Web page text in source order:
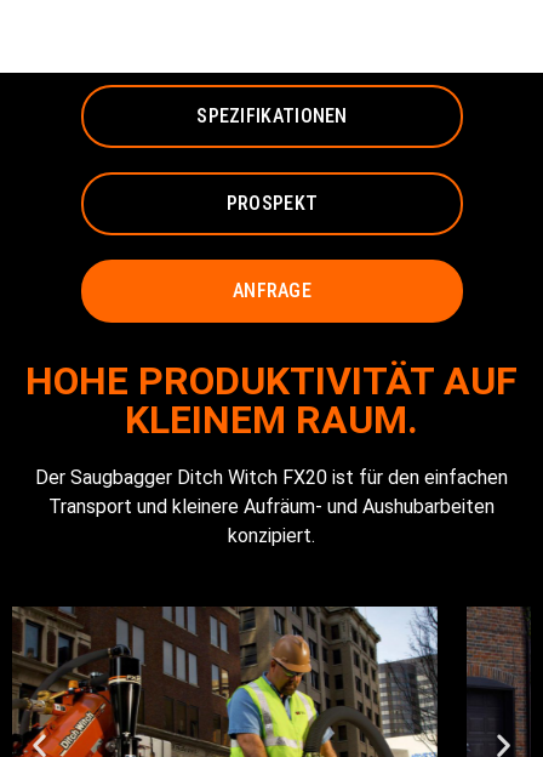
SPEZIFIKATIONEN
PROSPEKT
ANFRAGE
HOHE PRODUKTIVITÄT AUF
KLEINEM RAUM.
Der Saugbagger Ditch Witch FX20 ist für den einfachen
Transport und kleinere Aufräum- und Aushubarbeiten
konzipiert.